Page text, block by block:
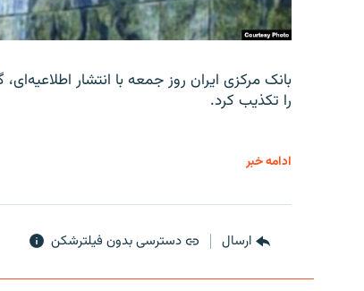
را تکذیب کرد.
ادامه خبر
ارسال دسترسی بدون فیلترشکن